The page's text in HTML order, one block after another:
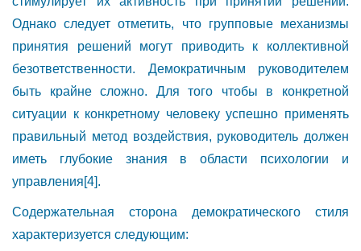
Однако следует отметить, что групповые механизмы
принятия решений могут приводить к коллективной
безответственности. Демократичным руководителем
быть крайне сложно. Для того чтобы в конкретной
ситуации к конкретному человеку успешно применять
правильный метод воздействия, руководитель должен
иметь глубокие знания в области психологии и
управления[4].
Содержательная сторона демократического стиля
характеризуется следующим: